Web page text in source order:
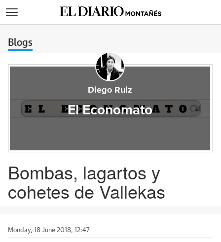
Blogs
Diego Ruiz
El Economato
Bombas, lagartos y
cohetes de Vallekas
Monday, 18 June 2018, 12:47